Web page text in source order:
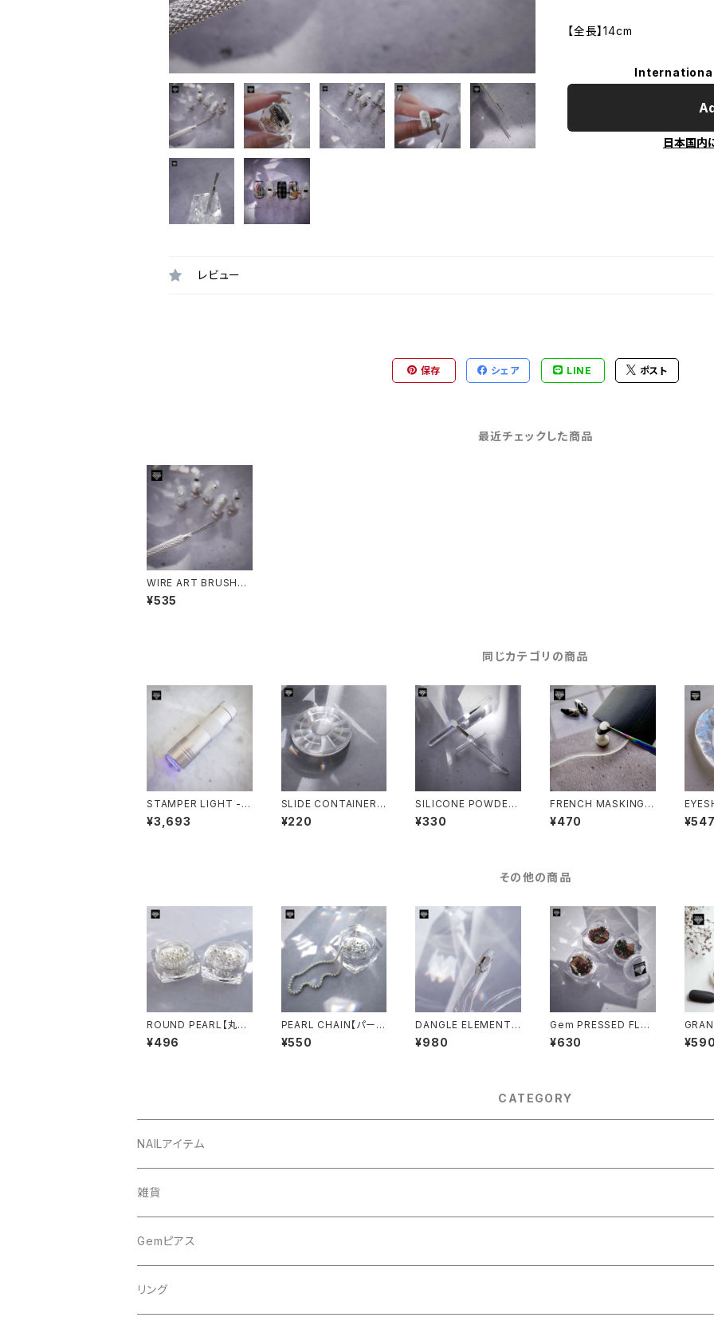
【全長】14cm
日本国内
レビュー
保存 シェア LINE ポスト
最近チェックした商品
WIRE ART BRUSH
【ワイヤーアートブラシ】
¥535
同じカテゴリの商品
STAMPER LIGHT -ス
タンパーライト-
¥3,693
SLIDE CONTAINER
CASE 2PCS -スライド
コンテナ-
¥220
SILICONE POWDER
TOOL-シリコンパウダ
ーツール-
¥330
FRENCH MASKING T
APE -フレンチマスキン
グテープ-
¥470
アイシ
¥547
その他の商品
ROUND PEARL【丸パ
ール】
¥496
PEARL CHAIN【パール
チェーン】
¥550
DANGLE ELEMENTS
/ E TYPE【ダングルエ
レメンツ / E】
¥980
Gem PRESSED FLO
WERS SPIREA -コデ
マリ-
¥630
グラニ
¥590
CATEGORY
NAILアイテム
アート
ドライフラワー
シェル
ネイルツール
ライト
雑貨
Gemピアス
シェルピアス
リング